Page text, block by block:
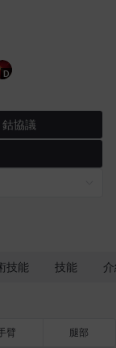
尤斯蒂娜 布萊爾
D
鈷協議
技能 技能
臂 腿部